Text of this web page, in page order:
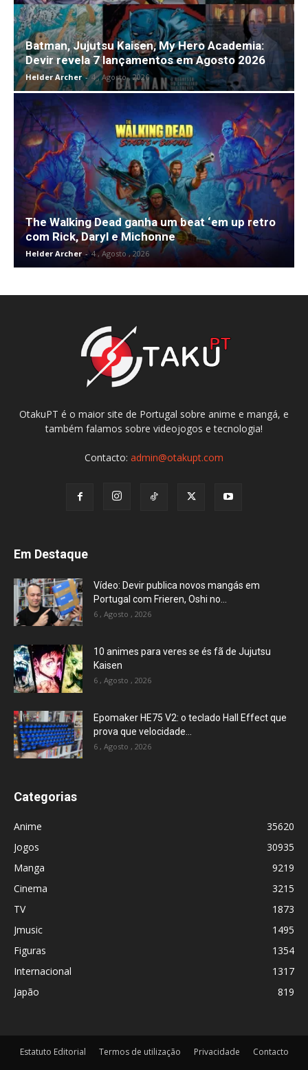
Batman, Jujutsu Kaisen, My Hero Academia:
Devir revela 7 lançamentos em Agosto 2026
Helder Archer - 4 , Agosto , 2026
The Walking Dead ganha um beat ‘em up retro
com Rick, Daryl e Michonne
Helder Archer - 4 , Agosto , 2026
OtakuPT é o maior site de Portugal sobre anime e mangá, e
também falamos sobre videojogos e tecnologia!
Contacto: admin@otakupt.com
Em Destaque
Vídeo: Devir publica novos mangás em
Portugal com Frieren, Oshi no...
6 , Agosto , 2026
10 animes para veres se és fã de Jujutsu
Kaisen
6 , Agosto , 2026
Epomaker HE75 V2: o teclado Hall Effect que
prova que velocidade...
6 , Agosto , 2026
Categorias
Anime
35620
Jogos
30935
Manga
9219
Cinema
3215
TV
1873
Jmusic
1495
Figuras
1354
Internacional
1317
Japão
819
Estatuto Editorial Termos de utilização Privacidade Contacto